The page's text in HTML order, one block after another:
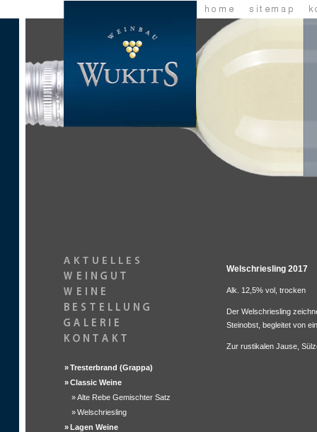
Welschriesling 2017
Alk. 12,5% vol, trocken
Der Welschriesling
Steinobst, begleitet von
Zur rustikalen Jause,
»Tresterbrand (Grappa)
»Classic Weine
»Alte Rebe Gemischter Satz
»Welschriesling
»Lagen Weine